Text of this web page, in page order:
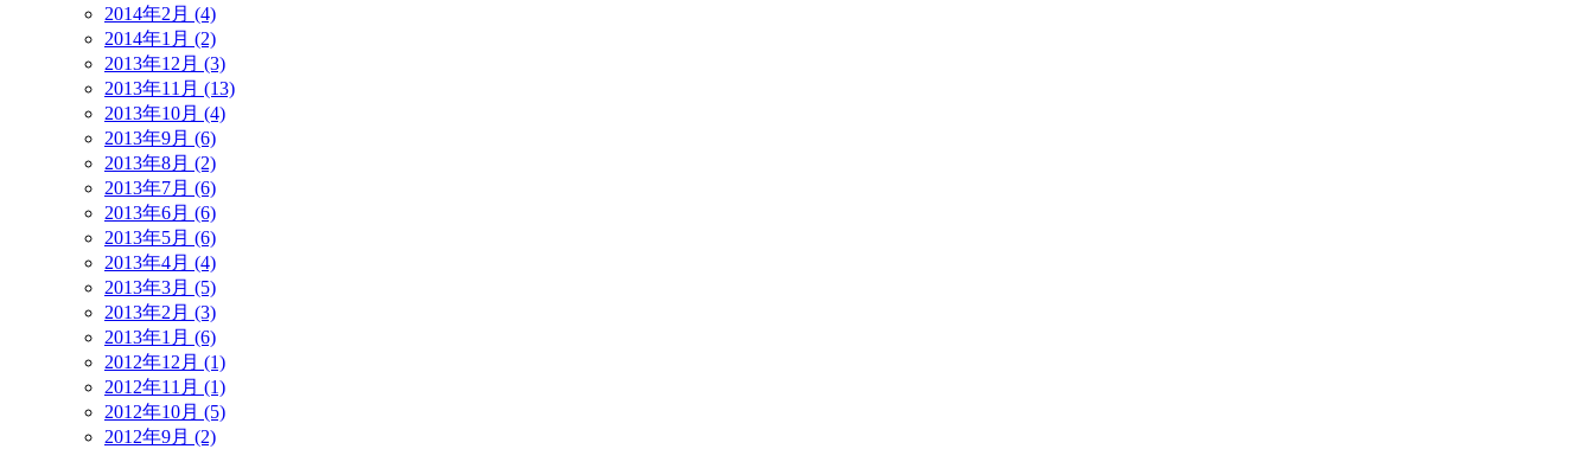
2014年2月 (4)
2014年1月 (2)
2013年12月 (3)
2013年11月 (13)
2013年10月 (4)
2013年9月 (6)
2013年8月 (2)
2013年7月 (6)
2013年6月 (6)
2013年5月 (6)
2013年4月 (4)
2013年3月 (5)
2013年2月 (3)
2013年1月 (6)
2012年12月 (1)
2012年11月 (1)
2012年10月 (5)
2012年9月 (2)